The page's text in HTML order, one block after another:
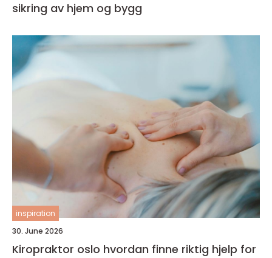
sikring av hjem og bygg
inspiration
30. June 2026
Kiropraktor oslo hvordan finne riktig hjelp for